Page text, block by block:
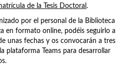
de la Tesis Doctoral .
por el personal de la Biblioteca
en formato online, podéis seguirlo a
unas fechas y os convocarán a tres
plataforma Teams para desarrollar